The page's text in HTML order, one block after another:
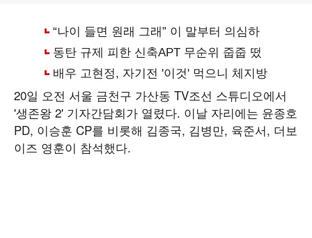
20일 오전 서울 금천구 가산동 TV조선 스튜디오에서
'생존왕 2' 기자간담회가 열렸다. 이날 자리에는 윤종호
PD, 이승훈 CP를 비롯해 김종국, 김병만, 육준서, 더보
이즈 영훈이 참석했다.